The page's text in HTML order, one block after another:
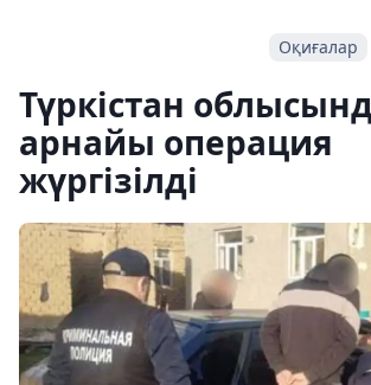
Оқиғалар
Түркістан
арнайы операция
жүргізілді